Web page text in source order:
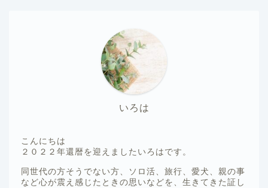
いろは
こんにちは
２０２２年還暦を迎えましたいろはです。
同世代の方そうでない方、ソロ活、旅行、愛犬、親の事
など心が震え感じたときの思いなどを、生きてきた証し